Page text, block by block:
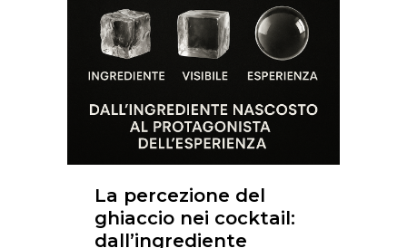
La percezione del
ghiaccio nei cocktail:
dall’ingrediente